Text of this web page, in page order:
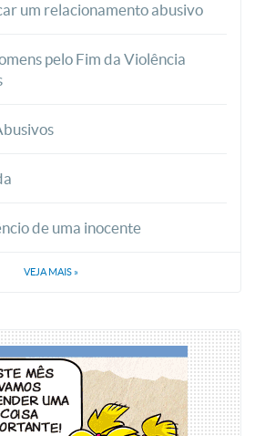
um relacionamento abusivo
pelo Fim da Violência
de uma inocente
VEJA MAIS »